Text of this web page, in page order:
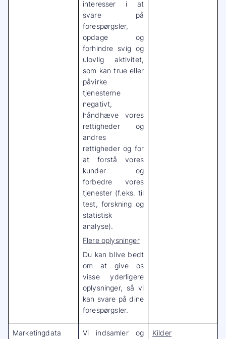
interesser i at
svare på
forespørgsler,
opdage og
forhindre svig og
ulovlig aktivitet,
som kan true eller
påvirke
tjenesterne
negativt,
håndhæve vores
rettigheder og
andres
rettigheder og for
at forstå vores
kunder og
forbedre vores
tjenester (f.eks. til
test, forskning og
statistisk
analyse).
Flere oplysninger
Du kan blive bedt
om at give os
visse yderligere
oplysninger, så vi
kan svare på dine
forespørgsler.
Marketingdata
Vi indsamler og
Kilder